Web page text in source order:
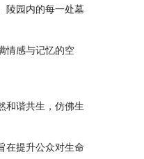
陵园内的每一处墓
情感与记忆的空
和谐共生，仿佛生
在提升公众对生命